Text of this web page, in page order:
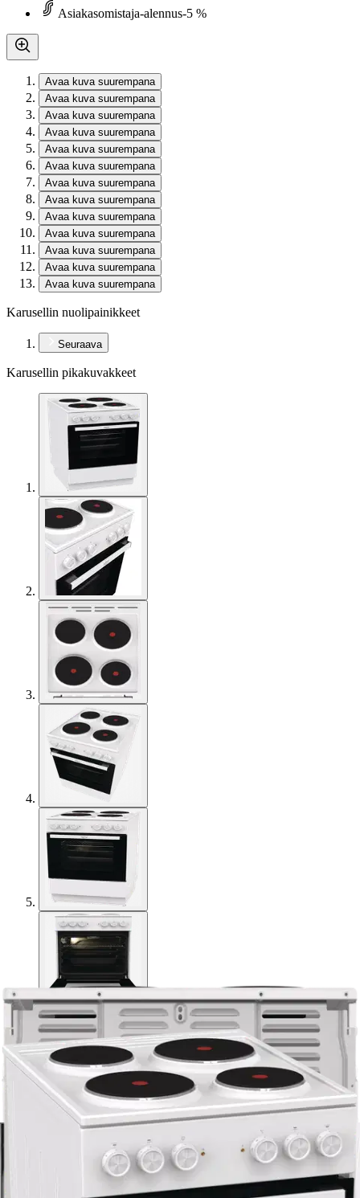
Asiakasomistaja-alennus-5 %
Avaa kuva suurempana
Avaa kuva suurempana
Avaa kuva suurempana
Avaa kuva suurempana
Avaa kuva suurempana
Avaa kuva suurempana
Avaa kuva suurempana
Avaa kuva suurempana
Avaa kuva suurempana
Avaa kuva suurempana
Avaa kuva suurempana
Avaa kuva suurempana
Avaa kuva suurempana
Karusellin nuolipainikkeet
Seuraava
Karusellin pikakuvakkeet